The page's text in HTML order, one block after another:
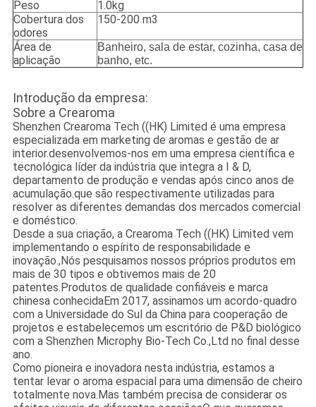
Peso
1.0kg
Cobertura dos
odores
150-200 m3
Área de
aplicação
Banheiro, sala de estar, cozinha, casa de
banho, etc.
Introdução da empresa:
Sobre a Crearoma
Shenzhen Crearoma Tech ((HK) Limited é uma empresa
especializada em marketing de aromas e gestão de ar
interior.desenvolvemos-nos em uma empresa científica e
tecnológica líder da indústria que integra a I & D,
departamento de produção e vendas após cinco anos de
acumulação.que são respectivamente utilizadas para
resolver as diferentes demandas dos mercados comercial
e doméstico.
Desde a sua criação, a Crearoma Tech ((HK) Limited vem
implementando o espírito de responsabilidade e
inovação.,Nós pesquisamos nossos próprios produtos em
mais de 30 tipos e obtivemos mais de 20
patentes.Produtos de qualidade confiáveis e marca
chinesa conhecidaEm 2017, assinamos um acordo-quadro
com a Universidade do Sul da China para cooperação de
projetos e estabelecemos um escritório de P&D biológico
com a Shenzhen Microphy Bio-Tech Co.,Ltd no final desse
ano.
Como pioneira e inovadora nesta indústria, estamos a
tentar levar o aroma espacial para uma dimensão de cheiro
totalmente nova.Mas também precisa de considerar os